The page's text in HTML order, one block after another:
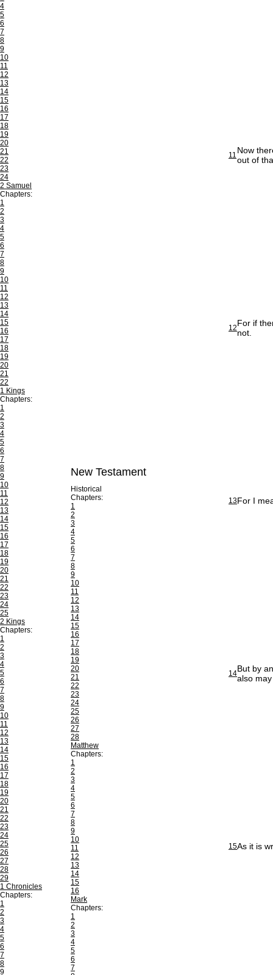
4
5
6
7
8
9
10
11
12
13
14
15
16
17
18
19
20
21
22
23
24
2 Samuel
Chapters:
1
2
3
4
5
6
7
8
9
10
11
12
13
14
15
16
17
18
19
20
21
22
1 Kings
Chapters:
1
2
3
4
5
6
7
8
9
10
11
12
13
14
15
16
17
18
19
20
21
22
23
24
25
2 Kings
Chapters:
1
2
3
4
5
6
7
8
9
10
11
12
13
14
15
16
17
18
19
20
21
22
23
24
25
26
27
28
29
1 Chronicles
Chapters:
1
2
3
4
5
6
7
8
9
New Testament
Historical
Chapters:
1
2
3
4
5
6
7
8
9
10
11
12
13
14
15
16
17
18
19
20
21
22
23
24
25
26
27
28
Matthew
Chapters:
1
2
3
4
5
6
7
8
9
10
11
12
13
14
15
16
Mark
Chapters:
1
2
3
4
5
6
7
11 Now
out of
12For if
not.
13For I
14But by
also
15As it is